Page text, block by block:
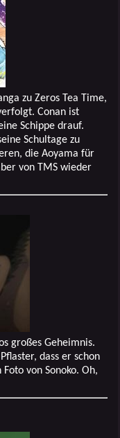
zu Zeros Tea Time,
Conan ist
Schippe drauf.
Schultage zu
die Aoyama für
von TMS wieder
großes Geheimnis.
dass er schon
von Sonoko. Oh,